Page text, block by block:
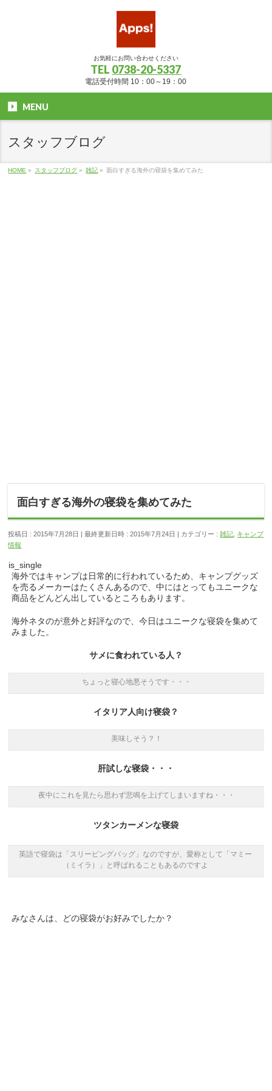
お気軽にお問い合わせください
TEL 0738-20-5337
電話受付時間 10：00～19：00
MENU
スタッフブログ
HOME » スタッフブログ » 雑記 » 面白すぎる海外の寝袋を集めてみた
面白すぎる海外の寝袋を集めてみた
投稿日 : 2015年7月28日 最終更新日時 : 2015年7月24日 カテゴリー :雑記 キャンプ
情報
is_single
海外ではキャンプは日常的に行われているため、キャンプグッズ
を売るメーカーはたくさんあるので、中にはとってもユニークな
商品をどんどん出しているところもあります。
海外ネタのが意外と好評なので、今日はユニークな寝袋を集めて
みました。
サメに食われている人？
ちょっと寝心地悪そうです・・・
イタリア人向け寝袋？
美味しそう？！
肝試しな寝袋・・・
夜中にこれを見たら思わず悲鳴を上げてしまいますね・・・
ツタンカーメンな寝袋
英語で寝袋は「スリーピングバッグ」なのですが、愛称として「マミー
（ミイラ）」と呼ばれることもあるのですよ
みなさんは、どの寝袋がお好みでしたか？